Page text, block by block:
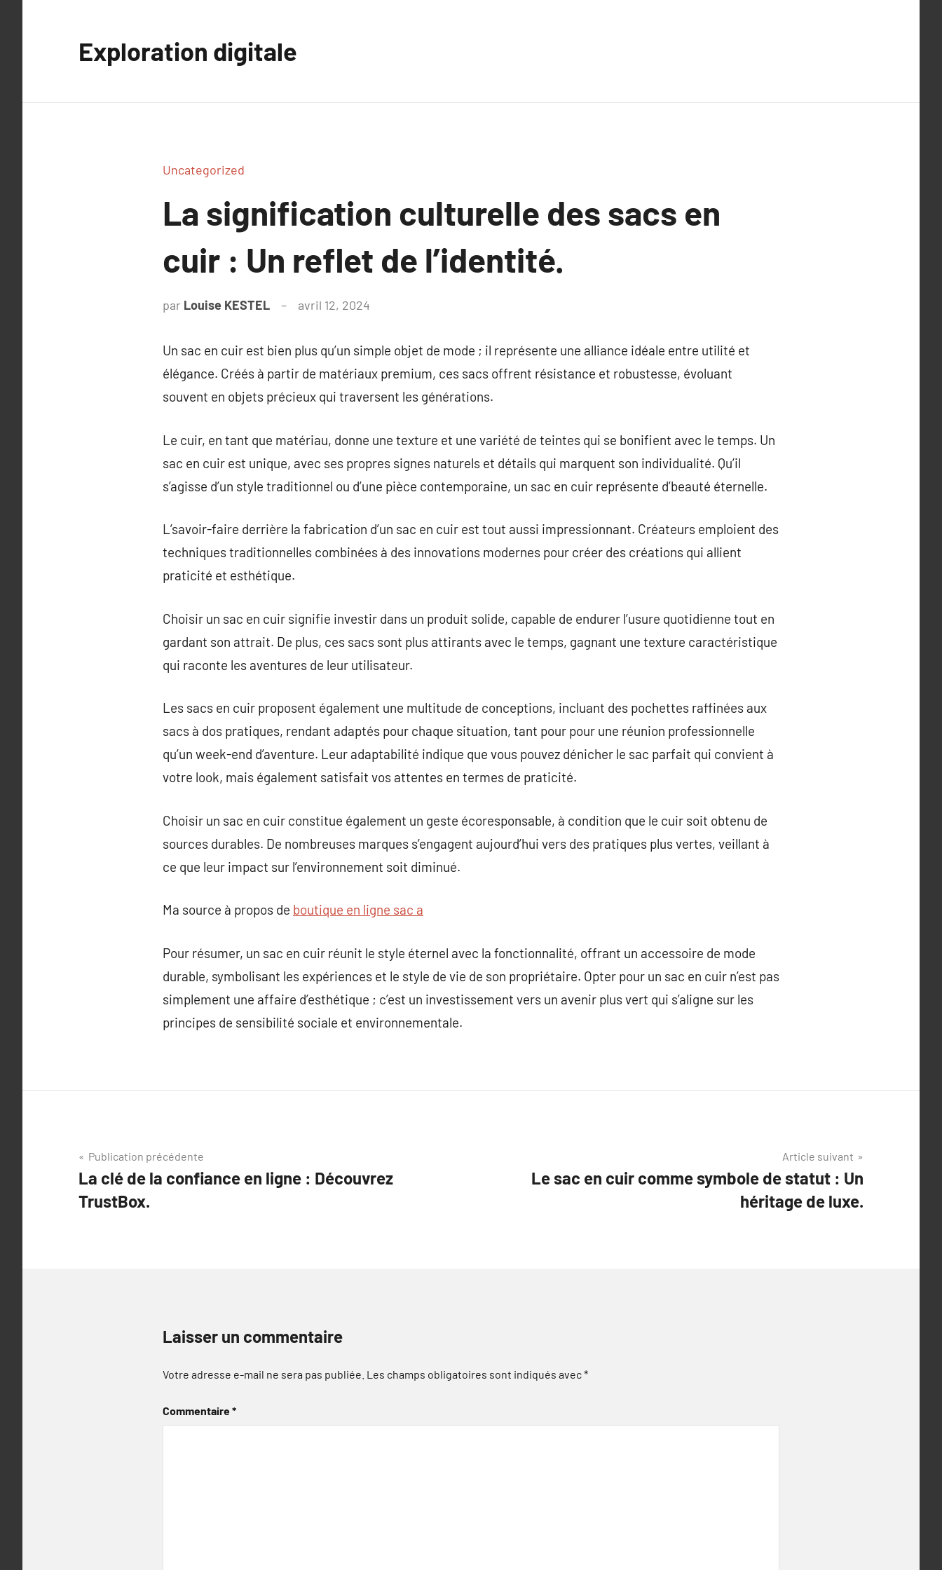
Exploration digitale
Uncategorized
La signification culturelle des sacs en
cuir : Un reflet de l’identité.
par Louise KESTEL avril 12, 2024
Un sac en cuir est bien plus qu’un simple objet de mode ; il représente une alliance idéale entre utilité et
élégance. Créés à partir de matériaux premium, ces sacs offrent résistance et robustesse, évoluant
souvent en objets précieux qui traversent les générations.
Le cuir, en tant que matériau, donne une texture et une variété de teintes qui se bonifient avec le temps. Un
sac en cuir est unique, avec ses propres signes naturels et détails qui marquent son individualité. Qu’il
s’agisse d’un style traditionnel ou d’une pièce contemporaine, un sac en cuir représente d’beauté éternelle.
L’savoir-faire derrière la fabrication d’un sac en cuir est tout aussi impressionnant. Créateurs emploient des
techniques traditionnelles combinées à des innovations modernes pour créer des créations qui allient
praticité et esthétique.
Choisir un sac en cuir signifie investir dans un produit solide, capable de endurer l’usure quotidienne tout en
gardant son attrait. De plus, ces sacs sont plus attirants avec le temps, gagnant une texture caractéristique
qui raconte les aventures de leur utilisateur.
Les sacs en cuir proposent également une multitude de conceptions, incluant des pochettes raffinées aux
sacs à dos pratiques, rendant adaptés pour chaque situation, tant pour pour une réunion professionnelle
qu’un week-end d’aventure. Leur adaptabilité indique que vous pouvez dénicher le sac parfait qui convient à
votre look, mais également satisfait vos attentes en termes de praticité.
Choisir un sac en cuir constitue également un geste écoresponsable, à condition que le cuir soit obtenu de
sources durables. De nombreuses marques s’engagent aujourd’hui vers des pratiques plus vertes, veillant à
ce que leur impact sur l’environnement soit diminué.
Ma source à propos de boutique en ligne sac a
Pour résumer, un sac en cuir réunit le style éternel avec la fonctionnalité, offrant un accessoire de mode
durable, symbolisant les expériences et le style de vie de son propriétaire. Opter pour un sac en cuir n’est pas
simplement une affaire d’esthétique ; c’est un investissement vers un avenir plus vert qui s’aligne sur les
principes de sensibilité sociale et environnementale.
Navigation
de
l’article
Publication précédente
La clé de la confiance en ligne : Découvrez
TrustBox.
Article suivant
Le sac en cuir comme symbole de statut : Un
héritage de luxe.
Laisser un commentaire
Votre adresse e-mail ne sera pas publiée. Les champs obligatoires sont indiqués avec*
Commentaire*